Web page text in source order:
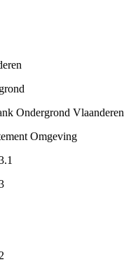
Ondergrond Vlaanderen
Omgeving